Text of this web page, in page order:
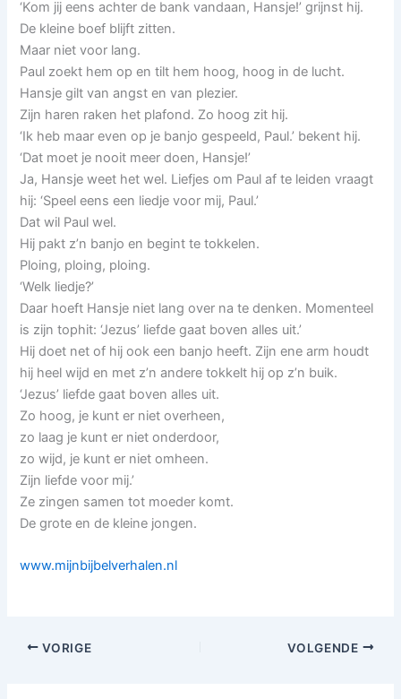
‘Kom jij eens achter de bank vandaan, Hansje!’ grijnst hij.
De kleine boef blijft zitten.
Maar niet voor lang.
Paul zoekt hem op en tilt hem hoog, hoog in de lucht.
Hansje gilt van angst en van plezier.
Zijn haren raken het plafond. Zo hoog zit hij.
‘Ik heb maar even op je banjo gespeeld, Paul.’ bekent hij.
‘Dat moet je nooit meer doen, Hansje!’
Ja, Hansje weet het wel. Liefjes om Paul af te leiden vraagt
hij: ‘Speel eens een liedje voor mij, Paul.’
Dat wil Paul wel.
Hij pakt z’n banjo en begint te tokkelen.
Ploing, ploing, ploing.
‘Welk liedje?’
Daar hoeft Hansje niet lang over na te denken. Momenteel
is zijn tophit: ‘Jezus’ liefde gaat boven alles uit.’
Hij doet net of hij ook een banjo heeft. Zijn ene arm houdt
hij heel wijd en met z’n andere tokkelt hij op z’n buik.
‘Jezus’ liefde gaat boven alles uit.
Zo hoog, je kunt er niet overheen,
zo laag je kunt er niet onderdoor,
zo wijd, je kunt er niet omheen.
Zijn liefde voor mij.’
Ze zingen samen tot moeder komt.
De grote en de kleine jongen.
www.mijnbijbelverhalen.nl
VORIGE VOLGENDE